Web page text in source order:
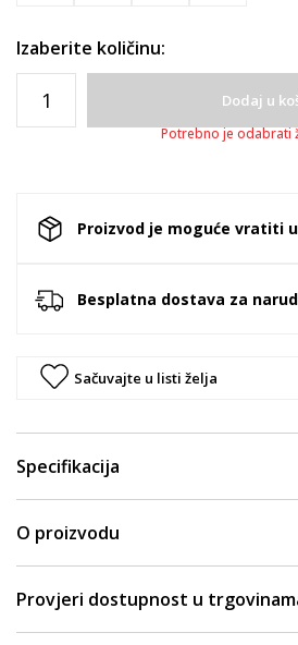
Izaberite količinu:
Dodaj u
Potrebno je odabrati
Proizvod je moguće vratiti
Besplatna dostava za
Sačuvajte u listi želja
Specifikacija
O proizvodu
Provjeri dostupnost u